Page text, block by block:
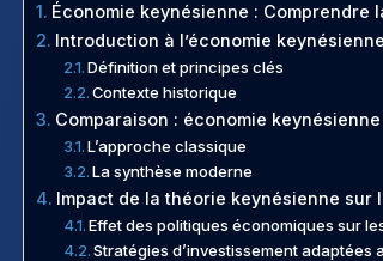
Économie keynésienne : Comprendre
Introduction à l’économie keynésienne
Définition et principes clés
Contexte historique
Comparaison : économie
L’approche classique
La synthèse moderne
Impact de la théorie keynésienne sur
Effet des politiques économiques sur
Stratégies d’investissement adaptées